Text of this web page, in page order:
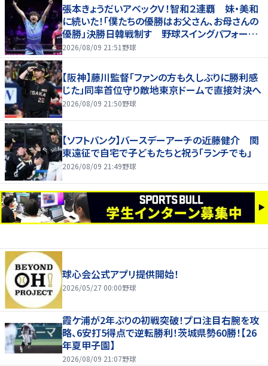
張本きょうだいアベックＶ！智和２連覇 妹・美和
に続いた！「僕たちの優勝はお父さん、お母さんの
優勝」決勝日韓戦制す 野球スイングパフォーマ
ンスで歓喜爆発 本音もちらり「妹が先に決めて
2026/08/09 21:51 野球
【阪神】藤川監督「ファンの方も久しぶりに勝利感
じた」同率首位守り敵地東京ドームで直接対決へ
2026/08/09 21:50野球
【ソフトバンク】バースデーアーチの近藤健介 関
東遠征で自宅で子どもたちと祝う「ランチでも」
2026/08/09 21:49野球
球心会公式アプリ提供開始！
2026/05/27 00:00野球
霞ケ浦が2年ぶりの初戦突破！プロ注目右腕を攻
略、6安打5得点で逆転勝利！茨城県勢60勝！【26
年夏甲子園】
2026/08/09 21:07野球